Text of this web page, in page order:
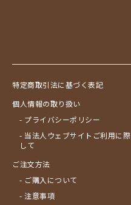
特定商取引法に基づく表記
個人情報の取り扱い
- プライバシーポリシー
- 当法人ウェブサイトご利用に際
して
ご注文方法
- ご購入について
- 注意事項